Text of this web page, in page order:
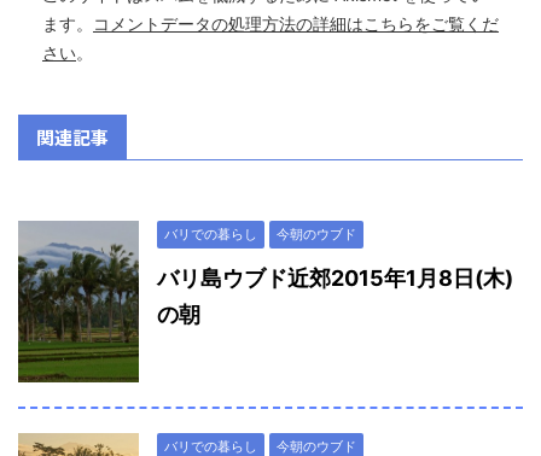
ます。
コメントデータの処理方法の詳細はこちらをご覧くだ
さい。
関連記事
バリでの暮らし 今朝のウブド
バリ島ウブド近郊2015年1月8日(木)
の朝
バリでの暮らし 今朝のウブド